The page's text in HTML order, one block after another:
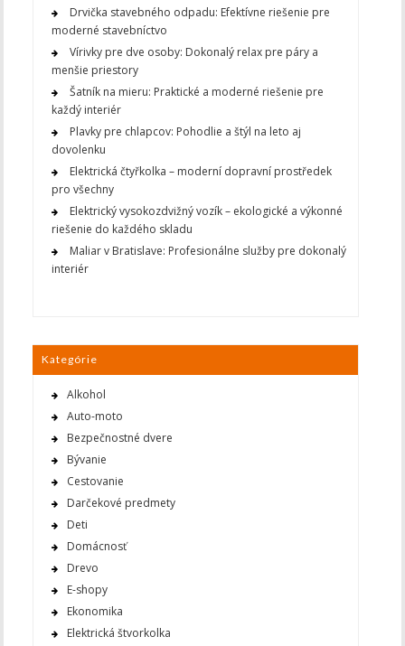
Drvička stavebného odpadu: Efektívne riešenie pre
moderné stavebníctvo
Vírivky pre dve osoby: Dokonalý relax pre páry a
menšie priestory
Šatník na mieru: Praktické a moderné riešenie pre
každý interiér
Plavky pre chlapcov: Pohodlie a štýl na leto aj
dovolenku
Elektrická čtyřkolka – moderní dopravní prostředek
pro všechny
Elektrický vysokozdvižný vozík – ekologické a výkonné
riešenie do každého skladu
Maliar v Bratislave: Profesionálne služby pre dokonalý
interiér
Kategórie
Alkohol
Auto-moto
Bezpečnostné dvere
Bývanie
Cestovanie
Darčekové predmety
Deti
Domácnosť
Drevo
E-shopy
Ekonomika
Elektrická štvorkolka